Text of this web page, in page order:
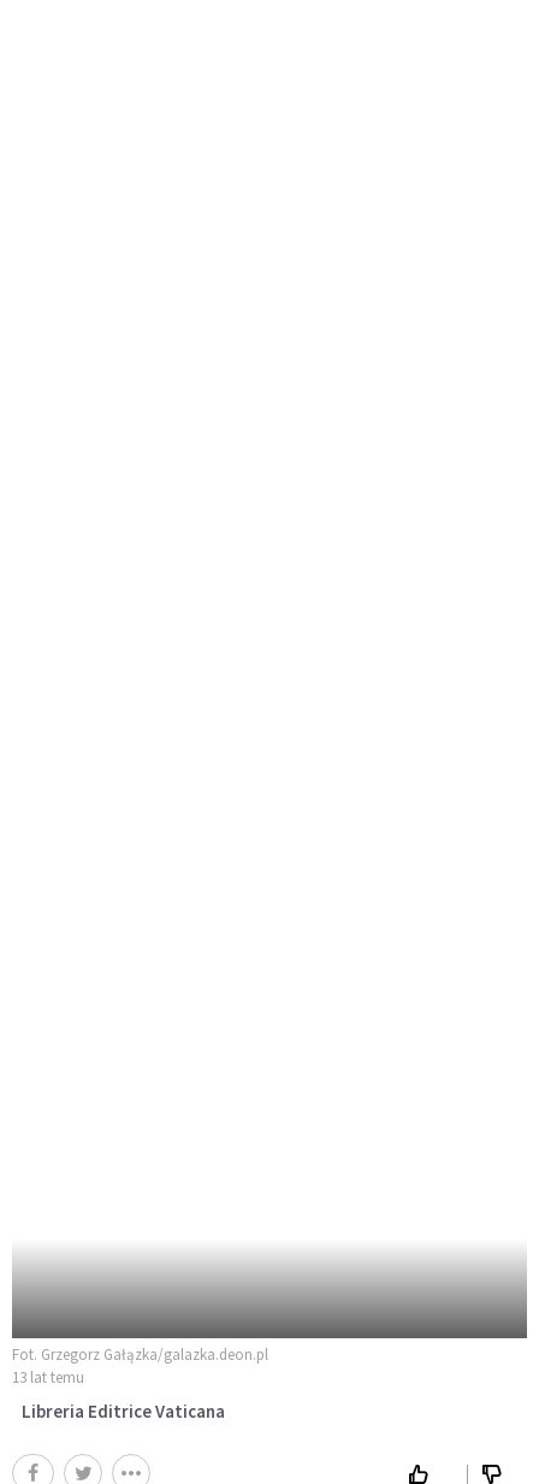
Fot. Grzegorz Gałązka/galazka.deon.pl
13 lat temu
Libreria Editrice Vaticana